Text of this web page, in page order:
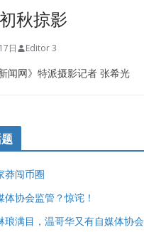
秋掠影
日 Editor 3
闻网》特派摄影记者 张希光
莽闯币圈
体协会监管？惊诧！
琅满目，温哥华又有自媒体协会